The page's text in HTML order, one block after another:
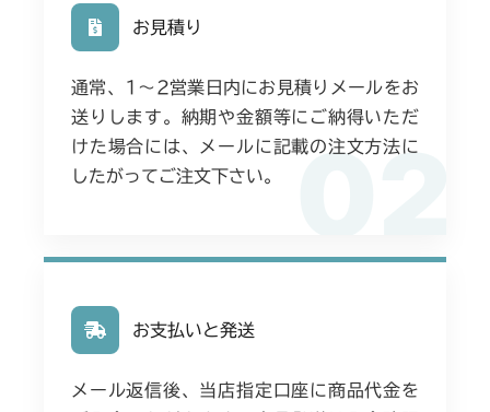
02
お見積り
通常、1〜2営業日内にお見積りメールをお
送りします。納期や金額等にご納得いただ
けた場合には、メールに記載の注文方法に
したがってご注文下さい。
お支払いと発送
メール返信後、当店指定口座に商品代金を